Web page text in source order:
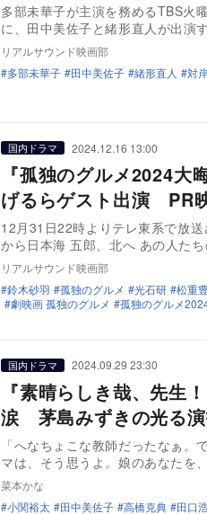
多部未華子が主演を務めるTBS火
に、田中美佐子と緒形直人が出演
リアルサウンド映画部
多部未華子
田中美佐子 緒形直人 対
国内ドラマ 2024.12.16 13:00
『孤独のグルメ2024大
げるらゲスト出演 PR
12月31日22時よりテレ東系で放
から日本海 五郎、北へ あの人た
リアルサウンド映画部
鈴木砂羽
孤独のグルメ 光石研 松重豊
劇映画 孤独のグルメ
孤独のグルメ
国内ドラマ 2024.09.29 23:30
『素晴らしき哉、先生
涙 茅島みずきの光る
「へなちょこな教師だったなぁ
マは、そう思うよ。娘のあなたを
菜本かな
小関裕太
田中美佐子 高橋克典 田口